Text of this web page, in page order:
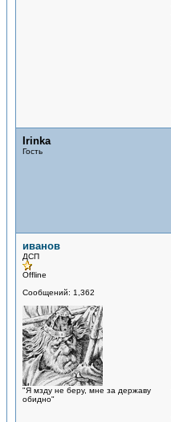
Irinka
Гость
иванов
ДСП
Offline
Сообщений: 1,362
"Я мзду не беру, мне за державу
обидно"